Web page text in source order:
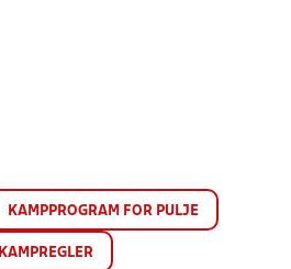
KAMPPROGRAM FOR PULJE
KAMPREGLER